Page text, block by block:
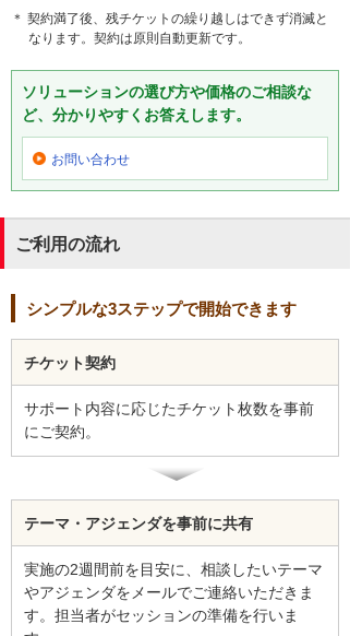
＊ 契約満了後、残チケットの繰り越しはできず消滅と
なります。契約は原則自動更新です。
ソリューションの選び方や価格のご相談な
ど、分かりやすくお答えします。
お問い合わせ
ご利用の流れ
シンプルな3ステップで開始できます
チケット契約
サポート内容に応じたチケット枚数を事前
にご契約。
テーマ・アジェンダを事前に共有
実施の2週間前を目安に、相談したいテーマ
やアジェンダをメールでご連絡いただきま
す。担当者がセッションの準備を行いま